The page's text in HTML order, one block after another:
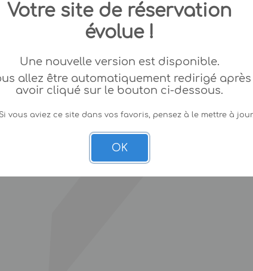
Votre site de réservation
évolue !
Une nouvelle version est disponible.
allez être automatiquement redirigé après
avoir cliqué sur le bouton ci-dessous.
Si vous aviez ce site dans vos favoris, pensez à le mettre à
OK